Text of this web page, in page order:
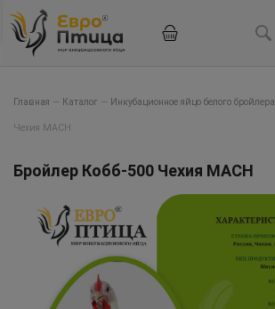
Главная — Каталог — Инкубационное яйцо белого бройлера
Чехия MACH
Бройлер Кобб-500 Чехия MACH